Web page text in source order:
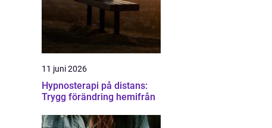
11 juni 2026
Hypnosterapi på distans:
Trygg förändring hemifrån